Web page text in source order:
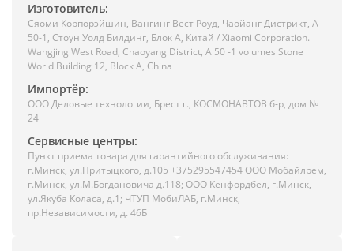
Изготовитель:
Сяоми Корпорэйшин, Вангинг Вест Роуд, Чаойанг Дистрикт, А
50-1, Стоун Уолд Билдинг, Блок А, Китай / Xiaomi Corporation.
Wangjing West Road, Chaoyang District, A 50 -1 volumes Stone
World Building 12, Block A, China
Импортёр:
ООО Деловые технологии, Брест г., КОСМОНАВТОВ б-р, дом №
24
Сервисные центры:
Пункт приема товара для гарантийного обслуживания:
г.Минск, ул.Притыцкого, д.105 +375295547454 ООО Мобайлрем,
г.Минск, ул.М.Богдановича д.118; ООО Кенфордбел, г.Минск,
ул.Якуба Коласа, д.1; ЧТУП МобиЛАБ, г.Минск,
пр.Независимости, д. 46Б